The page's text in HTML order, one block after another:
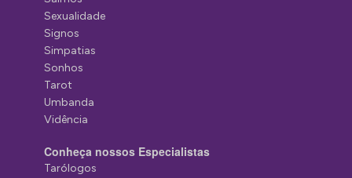
Sexualidade
Signos
Simpatias
Sonhos
Tarot
Umbanda
Vidência
Conheça nossos Especialistas
Tarólogos